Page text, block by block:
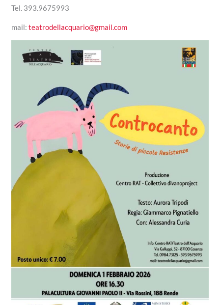
Tel. 393.9675993
mail:teatrodellacquario@gmail.com